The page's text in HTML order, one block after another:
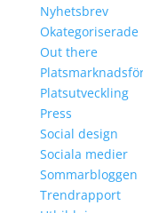
Nyhetsbrev
Okategoriserade
Out there
Platsutveckling
Press
Social design
Sociala medier
Sommarbloggen
Trendrapport